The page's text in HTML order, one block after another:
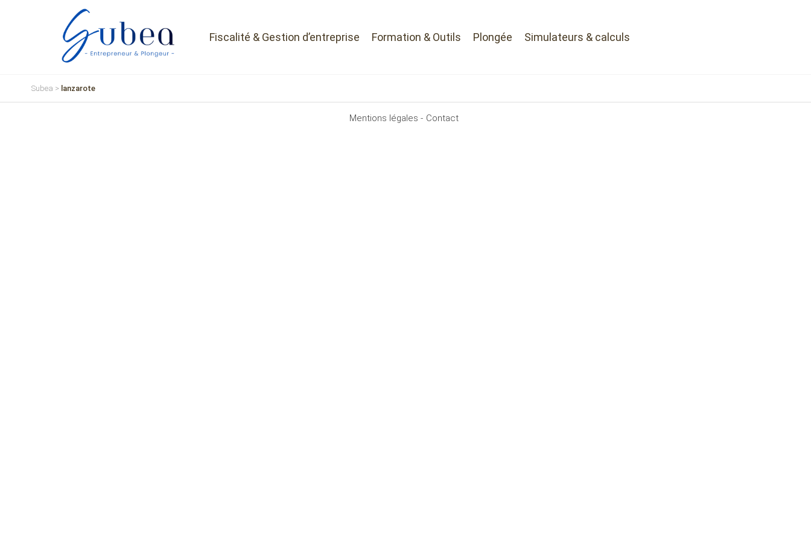
Fiscalité & Gestion d’entreprise Formation & Outils Plongée Simulateurs & calculs
Subea > lanzarote
Mentions légales - Contact